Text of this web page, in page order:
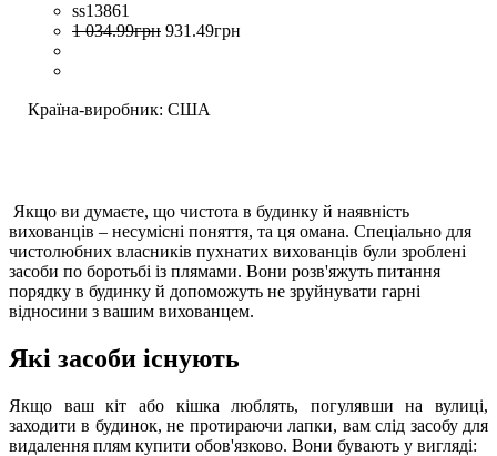
ss13861
1 034.99грн 931 .49грн
Країна-виробник: США
Якщо ви думаєте, що чистота в будинку й наявність
вихованців – несумісні поняття, та ця омана. Спеціально для
чистолюбних власників пухнатих вихованців були зроблені
засоби по боротьбі із плямами. Вони розв'яжуть питання
порядку в будинку й допоможуть не зруйнувати гарні
відносини з вашим вихованцем.
Які засоби існують
Якщо ваш кіт або кішка люблять, погулявши на вулиці,
заходити в будинок, не протираючи лапки, вам слід засобу для
видалення плям купити обов'язково. Вони бувають у вигляді: